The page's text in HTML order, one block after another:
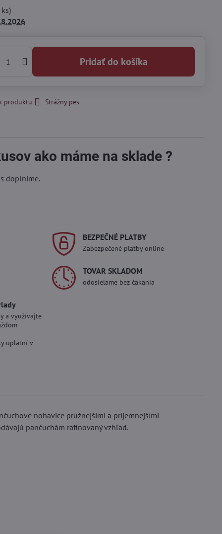
ks)
Pridať do košíka
produktu Strážny pes
ako máme na sklade ?
doplníme.
BEZPEČNÉ PLATBY
Zabezpečené platby online
TOVAR SKLADOM
odosielame bez čakania
a využívajte
uplatní v
nohavice pružnejšími a príjemnejšími
pančuchám rafinovaný vzhľad.